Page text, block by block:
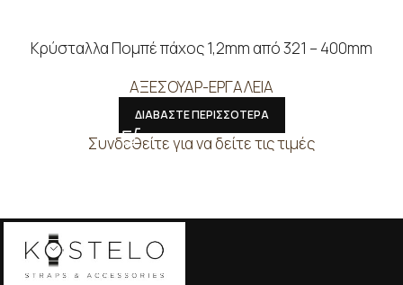
Κρύσταλλα Πομπέ πάχος 1,2mm από 321 – 400mm
ΑΞΕΣΟΥΑΡ-ΕΡΓΑΛΕΙΑ
ΔΙΑΒΑΣΤΕ ΠΕΡΙΣΣΟΤΕΡΑ
Συνδεθείτε για να δείτε τις τιμές